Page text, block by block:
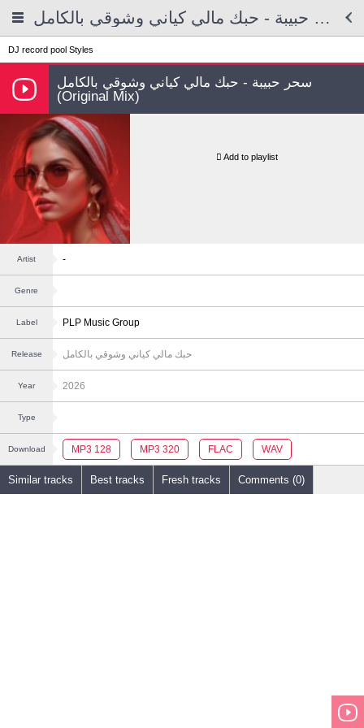
سحر حبيبة - حبك مالي كياني وشوقي بالكامل
DJ record pool Styles
سحر حبيبة - حبك مالي كياني وشوقي بالكامل
(Original Mix)
Add to playlist
Artist -
Genre
Label PLP Music Group
Release حبك مالي كياني وشوقي بالكامل
Year 2026
Type
Download MP3 128 MP3 320 FLAC WAV
Similar tracks Best tracks Fresh tracks Comments (0)